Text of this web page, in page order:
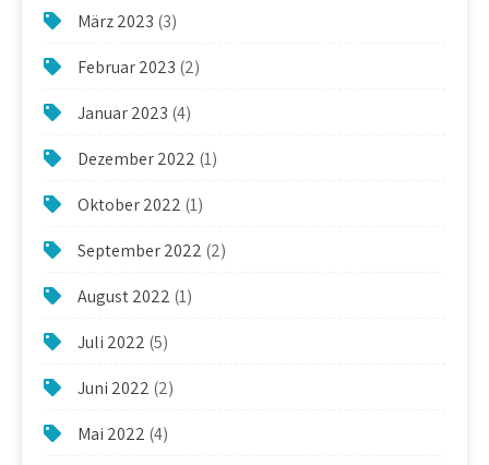
März 2023 (3)
Februar 2023 (2)
Januar 2023 (4)
Dezember 2022 (1)
Oktober 2022 (1)
September 2022 (2)
August 2022 (1)
Juli 2022 (5)
Juni 2022 (2)
Mai 2022 (4)